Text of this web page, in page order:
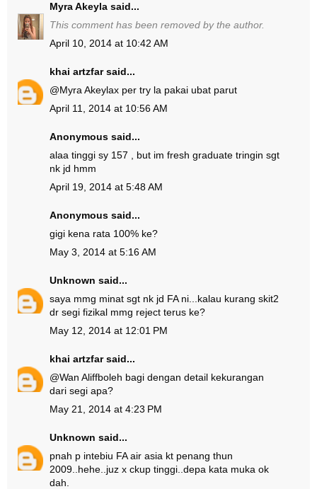
Myra Akeyla said...
This comment has been removed by the author.
April 10, 2014 at 10:42 AM
khai artzfarsaid...
@Myra Akeylax per try la pakai ubat parut
April 11, 2014 at 10:56 AM
Anonymous said...
alaa tinggi sy 157 , but im fresh graduate tringin sgt
nk jd hmm
April 19, 2014 at 5:48 AM
Anonymous said...
gigi kena rata 100% ke?
May 3, 2014 at 5:16 AM
Unknown said...
saya mmg minat sgt nk jd FA ni...kalau kurang skit2
dr segi fizikal mmg reject terus ke?
May 12, 2014 at 12:01 PM
khai artzfarsaid...
@Wan Aliffboleh bagi dengan detail kekurangan
dari segi apa?
May 21, 2014 at 4:23 PM
Unknown said...
pnah p intebiu FA air asia kt penang thun
2009..hehe..juz x ckup tinggi..depa kata muka ok
dah.